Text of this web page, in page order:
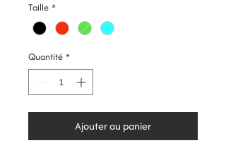
Taille *
Quantité *
Ajouter au panier